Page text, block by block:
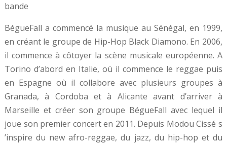
bande
BégueFall a commencé la musique au Sénégal, en 1999,
en créant le groupe de Hip-Hop Black Diamono. En 2006,
il commence à côtoyer la scène musicale européenne. A
Torino d’abord en Italie, où il commence le reggae puis
en Espagne où il collabore avec plusieurs groupes à
Granada, à Cordoba et à Alicante avant d’arriver à
Marseille et créer son groupe BégueFall avec lequel il
joue son premier concert en 2011. Depuis Modou Cissé s
’inspire du new afro-reggae, du jazz, du hip-hop et du